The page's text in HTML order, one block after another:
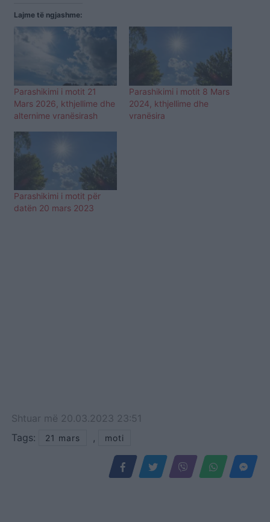
Lajme të ngjashme:
Parashikimi i motit 21
Mars 2026, kthjellime dhe
alternime vranësirash
Parashikimi i motit 8 Mars
2024, kthjellime dhe
vranësira
Parashikimi i motit për
datën 20 mars 2023
Shtuar më 20.03.2023 23:51
Tags:
21 mars , moti